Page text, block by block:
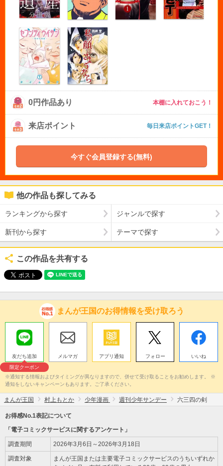
0円作品あり 本棚に入れておこう！
来店ポイント 毎日来店ポイントGET！
今すぐ会員登録する(無料)
他の作品も探してみる
ランキングから探す ジャンルで探す
新刊から探す テーマで探す
この作品を共有する
まんが王国のお得情報を受け取ろう
友だち追加
限定クーポン
メルマガ アプリ通知 フォロー いいね
※通知する情報およびタイミングが異なりますので、併せて受け取ることをお勧めします。 ※
通知をしないキャンペーンもあります。ご了承ください。
まんが王国 村上もとか 少年漫画 週刊少年サンデー 六三四の剣
お得感No.1表記について
「電子コミックサービスに関するアンケート」
調査期間 2026年3月6日～2026年3月18日
調査対象
まんが王国または主要電子コミックサービスのうちいずれか